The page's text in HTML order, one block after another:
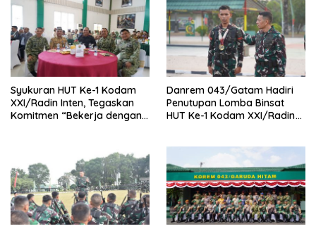
Syukuran HUT Ke-1 Kodam
XXI/Radin Inten, Tegaskan
Komitmen “Bekerja dengan
Danrem 043/Gatam Hadiri
Penutupan Lomba Binsat
HUT Ke-1 Kodam XXI/Radin